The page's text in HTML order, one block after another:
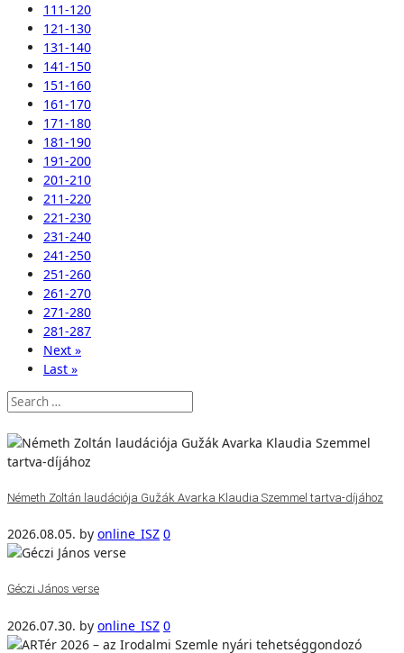
111-120
121-130
131-140
141-150
151-160
161-170
171-180
181-190
191-200
201-210
211-220
221-230
231-240
241-250
251-260
261-270
271-280
281-287
Next »
Last »
Németh Zoltán laudációja Gužák Avarka Klaudia Szemmel tartva-díjához
2026.08.05. by online_ISZ 0
Géczi János verse
2026.07.30. by online_ISZ 0